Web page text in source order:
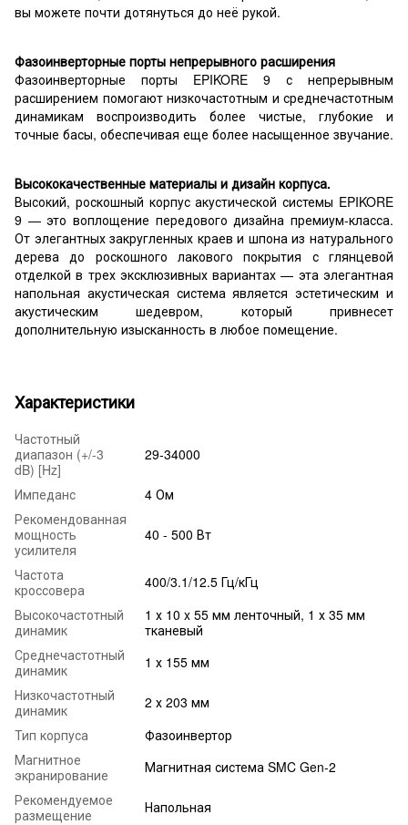
вы можете почти дотянуться до неё рукой.
Фазоинверторные порты непрерывного расширения
Фазоинверторные порты EPIKORE 9 с непрерывным
расширением помогают низкочастотным и среднечастотным
динамикам воспроизводить более чистые, глубокие и
точные басы, обеспечивая еще более насыщенное звучание.
Высококачественные материалы и дизайн корпуса.
Высокий, роскошный корпус акустической системы EPIKORE
9 — это воплощение передового дизайна премиум-класса.
От элегантных закругленных краев и шпона из натурального
дерева до роскошного лакового покрытия с глянцевой
отделкой в ​​трех эксклюзивных вариантах — эта элегантная
напольная акустическая система является эстетическим и
акустическим шедевром, который привнесет
дополнительную изысканность в любое помещение.
Характеристики
Частотный
диапазон (+/-3
dB) [Hz]
29-34000
Импеданс
4 Ом
Рекомендованная
мощность
усилителя
40 - 500 Вт
Частота
кроссовера
400/3.1/12.5 Гц/кГц
Высокочастотный
динамик
1 х 10 x 55 мм ленточный, 1 х 35 мм
тканевый
Среднечастотный
динамик
1 х 155 мм
Низкочастотный
динамик
2 х 203 мм
Тип корпуса
Фазоинвертор
Магнитное
экранирование
Магнитная система SMC Gen-2
Рекомендуемое
размещение
Напольная